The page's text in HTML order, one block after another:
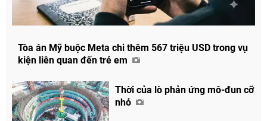
Tòa án Mỹ buộc Meta chi thêm 567 triệu USD trong vụ
kiện liên quan đến trẻ em
Thời của lò phản ứng mô-đun cỡ
nhỏ